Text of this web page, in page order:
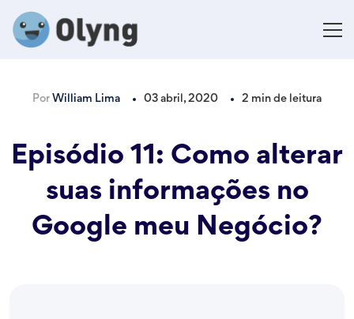
Por William Lima 03 abril, 2020 2 min de leitura
Episódio 11: Como alterar
suas informações no
Google meu Negócio?